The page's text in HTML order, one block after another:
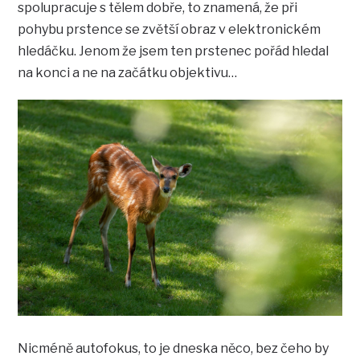
spolupracuje s tělem dobře, to znamená, že při
pohybu prstence se zvětší obraz v elektronickém
hledáčku. Jenom že jsem ten prstenec pořád hledal
na konci a ne na začátku objektivu…
Nicméně autofokus, to je dneska něco, bez čeho by